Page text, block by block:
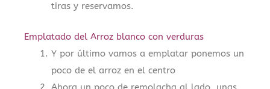
tiras y reservamos.
Emplatado del Arroz blanco con verduras
Y por último vamos a emplatar ponemos un
poco de el arroz en el centro